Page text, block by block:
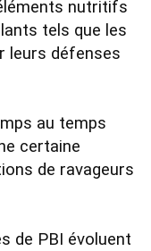
nutritifs
tels que les
leurs défenses
au temps
certaine
de ravageurs
de PBI évoluent